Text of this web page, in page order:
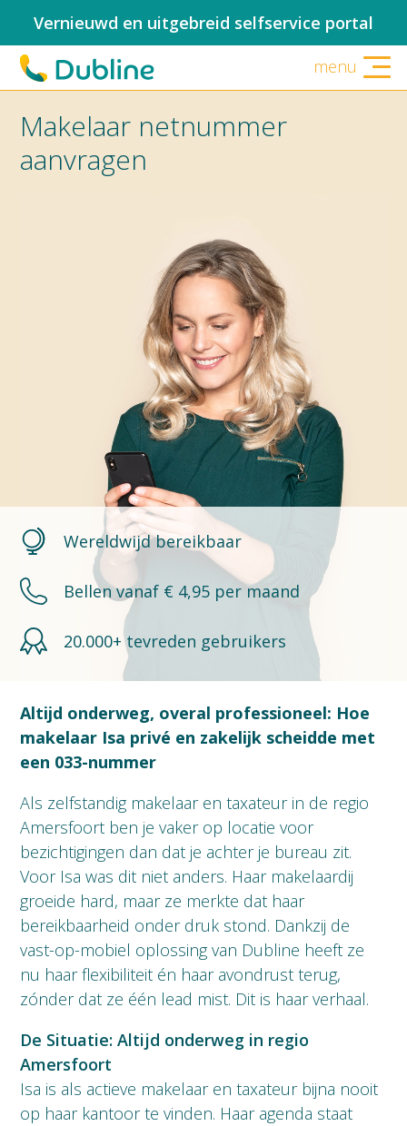
Vernieuwd en uitgebreid selfservice portal
menu
Makelaar netnummer
aanvragen
Wereldwijd bereikbaar
Bellen vanaf € 4,95 per maand
20.000+ tevreden gebruikers
Altijd onderweg, overal professioneel: Hoe
makelaar Isa privé en zakelijk scheidde met
een 033-nummer
Als zelfstandig makelaar en taxateur in de regio
Amersfoort ben je vaker op locatie voor
bezichtigingen dan dat je achter je bureau zit.
Voor Isa was dit niet anders. Haar makelaardij
groeide hard, maar ze merkte dat haar
bereikbaarheid onder druk stond. Dankzij de
vast-op-mobiel oplossing van Dubline heeft ze
nu haar flexibiliteit én haar avondrust terug,
zónder dat ze één lead mist. Dit is haar verhaal.
De Situatie: Altijd onderweg in regio
Amersfoort
Isa is als actieve makelaar en taxateur bijna nooit
op haar kantoor te vinden. Haar agenda staat